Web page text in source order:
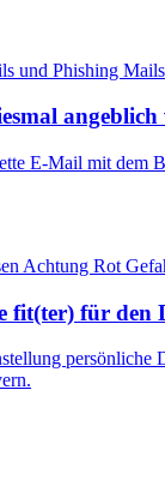
E-Mail mit dem
fit(ter) für den